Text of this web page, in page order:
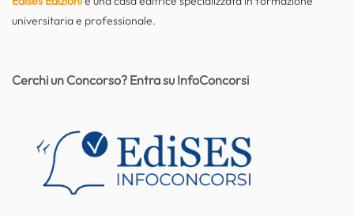
universitaria e professionale.
Cerchi un Concorso? Entra su InfoConcorsi